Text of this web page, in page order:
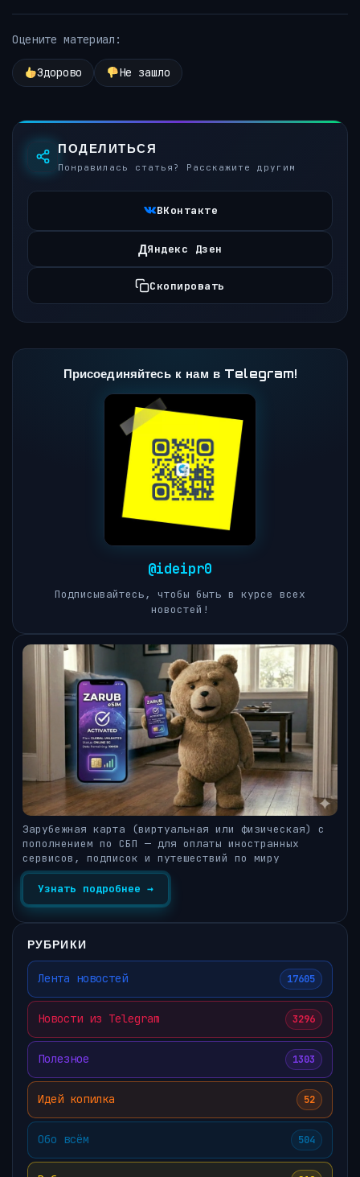
Оцените материал:
Здорово Не зашло
ПОДЕЛИТЬСЯ
Понравилась статья? Расскажите другим
ВКонтакте
ДЯндекс Дзен
Скопировать
Присоединяйтесь к нам в Telegram!
@ideipr0
Подписывайтесь, чтобы быть в курсе всех
новостей!
Зарубежная карта (виртуальная или физическая) с
пополнением по СБП — для оплаты иностранных
сервисов, подписок и путешествий по миру
Узнать подробнее →
РУБРИКИ
Лента новостей 17605
Новости из Telegram 3296
Полезное 1303
Идей копилка 52
Обо всём 504